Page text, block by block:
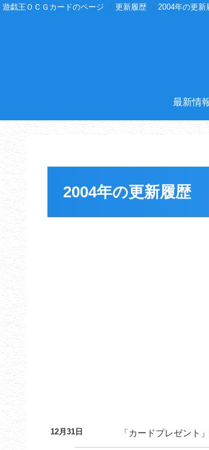
遊戯王ＯＣＧカードのページ 更新履歴 2004年の更新
最新情
2004年の更新履歴
12月31日 「カードプレゼント